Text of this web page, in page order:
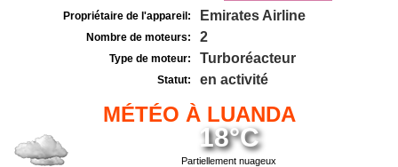
Propriétaire de l'appareil: Emirates Airline
Nombre de moteurs: 2
Type de moteur: Turboréacteur
Statut: en activité
MÉTÉO À LUANDA
18°C
Partiellement nuageux